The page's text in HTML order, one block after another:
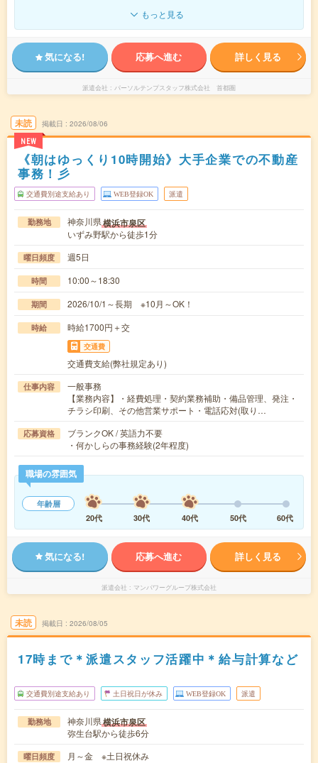
もっと見る
気になる! 応募へ進む 詳しく見る
派遣会社 パーソルテンプスタッフ株式会社 首都圏
未読
NEW
掲載日 2026/08/06
《朝はゆっくり10時開始》大手企業での不動産
事務！彡
交通費別途支給あり WEB登録OK 派遣
勤務地 神奈川県横浜市泉区
いずみ野駅から徒歩1分
曜日頻度 週5日
時間 10:00～18:30
期間 2026/10/1～長期 ※10月～OK！
時給 時給1700円＋交
交通費
交通費支給(弊社規定あり)
仕事内容
一般事務
【業務内容】・経費処理・契約業務補助・備品管理、発注・
チラシ印刷、その他営業サポート・電話応対(取り…
応募資格
ブランクOK / 英語力不要
・何かしらの事務経験(2年程度)
職場の雰囲気
年齢層
20代
30代 40代 50代 60代
気になる! 応募へ進む 詳しく見る
派遣会社 マンパワーグループ株式会社
未読 掲載日 2026/08/05
17時まで＊派遣スタッフ活躍中＊給与計算など
交通費別途支給あり 土日祝日が休み WEB登録OK 派遣
勤務地 神奈川県横浜市泉区
弥生台駅から徒歩6分
曜日頻度 月～金 ※土日祝休み